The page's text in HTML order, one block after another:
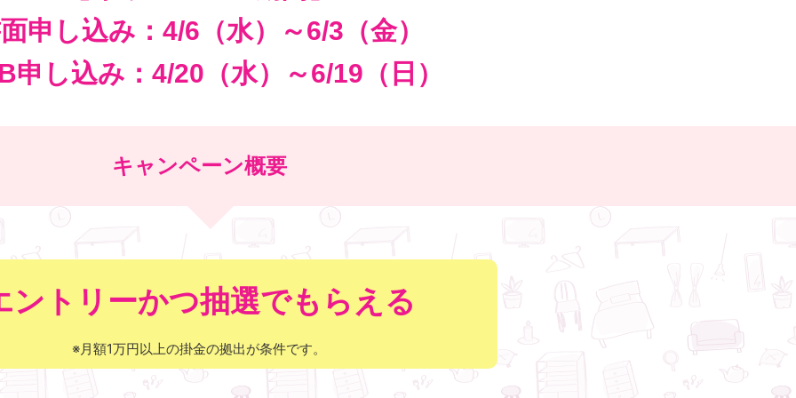
申し込み：4/6（水）～6/3（金）
申し込み：4/20（水）～6/19（日）
キャンペーン概要
ントリーかつ抽選でもらえる
※月額1万円以上の掛金の拠出が条件です。